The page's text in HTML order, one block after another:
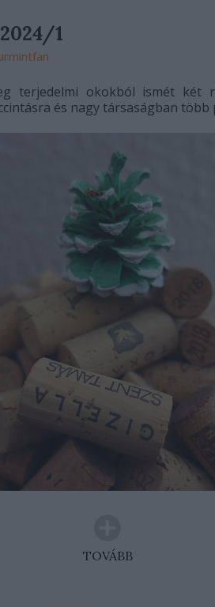
1
terjedelmi okokból ismét két
és nagy társaságban több
TOVÁBB